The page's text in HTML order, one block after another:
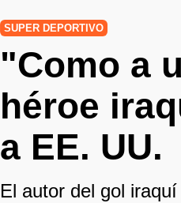
SUPER DEPORTIVO
"Como a
héroe
a EE. UU.
El autor del gol